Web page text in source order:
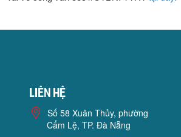
Liên hệ
Số 58 Xuân Thủy, phường
Cẩm Lệ, TP. Đà Nẵng